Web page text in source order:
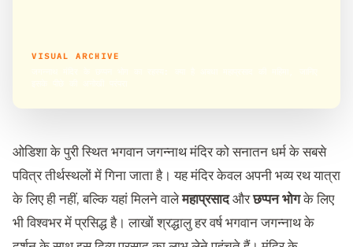
VISUAL ARCHIVE
ओडिशा के पुरी स्थित भगवान जगन्नाथ मंदिर को सनातन धर्म के सबसे
पवित्र तीर्थस्थलों में गिना जाता है। यह मंदिर केवल अपनी भव्य रथ यात्रा
के लिए ही नहीं, बल्कि यहां मिलने वालेमहाप्रसादऔरछप्पन भोगके लिए
भी विश्वभर में प्रसिद्ध है। लाखों श्रद्धालु हर वर्ष भगवान जगन्नाथ के